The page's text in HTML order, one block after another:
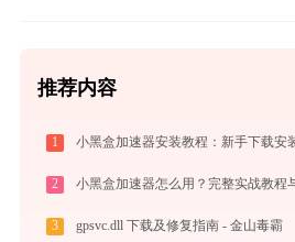
推荐内容
1 小黑盒加速器安装教程：新手下载安
2 小黑盒加速器怎么用？完整实战教程
3 gpsvc.dll 下载及修复指南 - 金山毒霸